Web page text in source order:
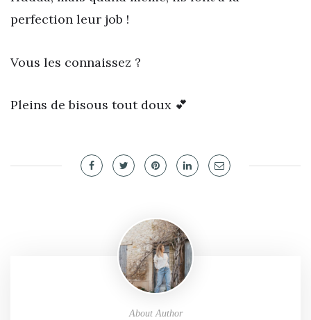
perfection leur job !
Vous les connaissez ?
Pleins de bisous tout doux 💕
About Author